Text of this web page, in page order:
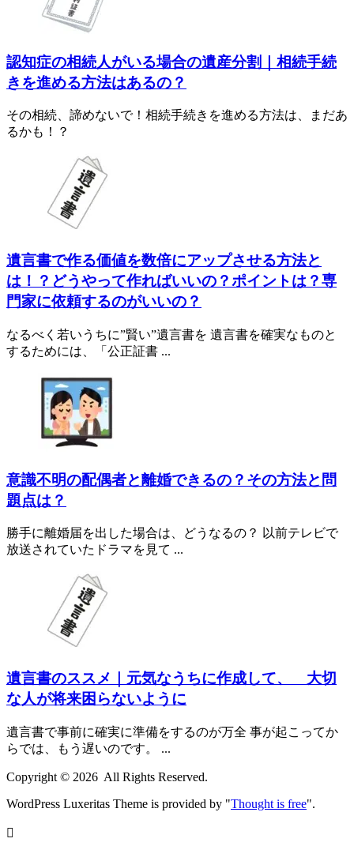
認知症の相続人がいる場合の遺産分割｜相続手続
きを進める方法はあるの？
その相続、諦めないで！相続手続きを進める方法は、まだあ
るかも！？
遺言書で作る価値を数倍にアップさせる方法と
は！？どうやって作ればいいの？ポイントは？専
門家に依頼するのがいいの？
なるべく若いうちに”賢い”遺言書を 遺言書を確実なものと
するためには、「公正証書 ...
意識不明の配偶者と離婚できるの？その方法と問
題点は？
勝手に離婚届を出した場合は、どうなるの？ 以前テレビで
放送されていたドラマを見て ...
遺言書のススメ｜元気なうちに作成して、 大切
な人が将来困らないように
遺言書で事前に確実に準備をするのが万全 事が起こってか
らでは、もう遅いのです。 ...
Copyright © 2026 All Rights Reserved.
WordPress Luxeritas Theme is provided by "Thought is free".
